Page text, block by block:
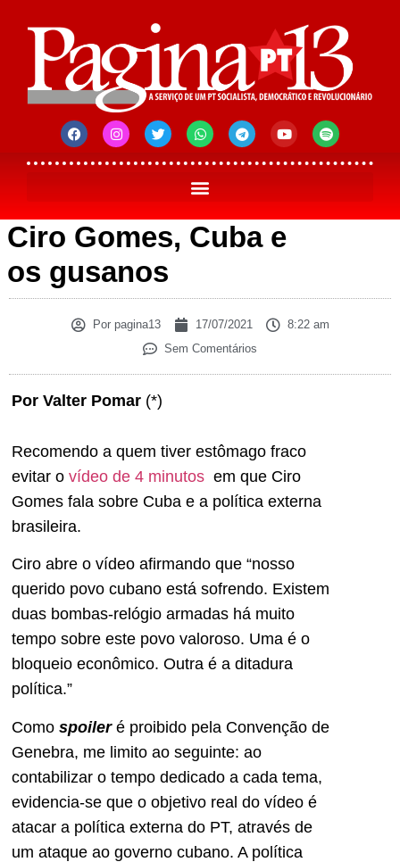
Ciro Gomes, Cuba e
os gusanos
Porpagina13 17/07/2021
8:22 am
Sem Comentários
Por Valter Pomar (*)
Recomendo a quem tiver estômago fraco
evitar o vídeo de 4 minutos em que Ciro
Gomes fala sobre Cuba e a política externa
brasileira.
Ciro abre o vídeo afirmando que “nosso
querido povo cubano está sofrendo. Existem
duas bombas-relógio armadas há muito
tempo sobre este povo valoroso. Uma é o
bloqueio econômico. Outra é a ditadura
política.”
Como spoiler é proibido pela Convenção de
Genebra, me limito ao seguinte: ao
contabilizar o tempo dedicado a cada tema,
evidencia-se que o objetivo real do vídeo é
atacar a política externa do PT, através de
um ataque ao governo cubano. A política